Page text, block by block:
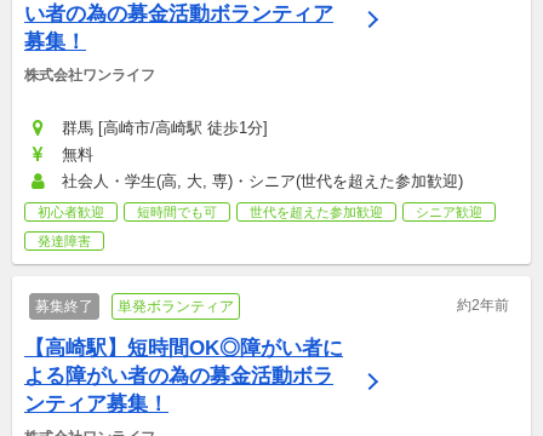
い者の為の募金活動ボランティア
募集！
株式会社ワンライフ
群馬 [高崎市/高崎駅 徒歩1分]
無料
社会人・学生(高, 大, 専)・シニア(世代を超えた参加歓迎)
初心者歓迎 短時間でも可 世代を超えた参加歓迎
シニア歓迎
発達障害
募集終了 単発ボランティア 約2年前
【高崎駅】短時間OK◎障がい者に
よる障がい者の為の募金活動ボラ
ンティア募集！